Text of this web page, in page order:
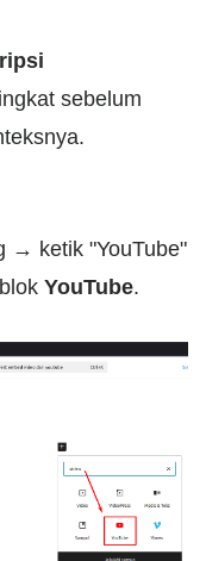
sebelum
→ ketik "YouTube"
YouTube.